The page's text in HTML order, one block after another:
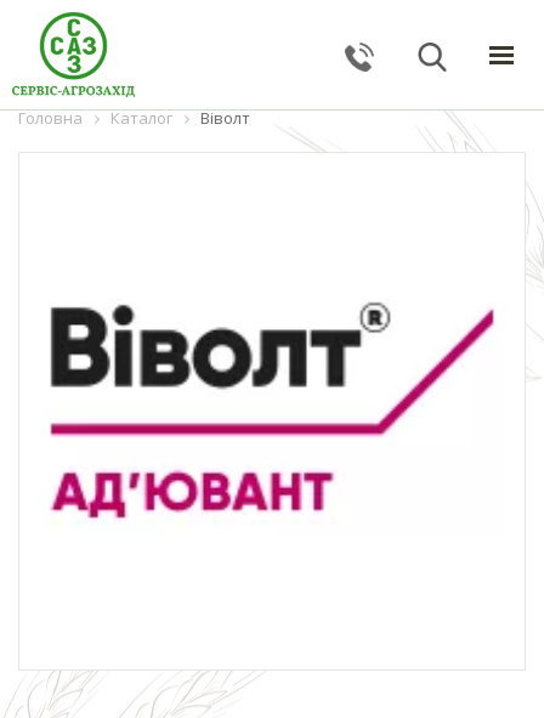
ГОЛОВНА
КАТАЛОГ
КОНТАКТИ
ЗВОРОТНИЙ ЗВ'ЯЗОК
Тернопільська обл., с. Великі Гаї, вул. Підлісна, 27
serviceagrozahid@gmail.com
Головна Каталог Віволт